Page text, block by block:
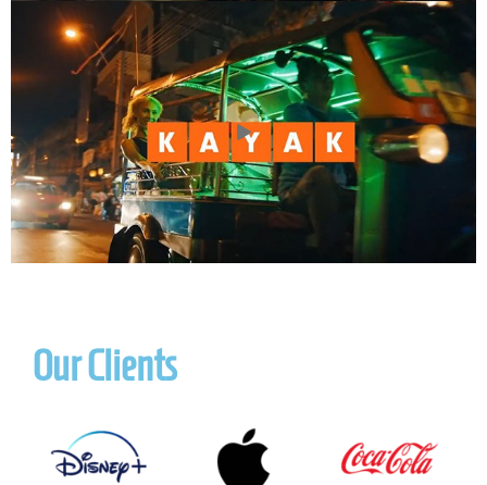
Our Clients